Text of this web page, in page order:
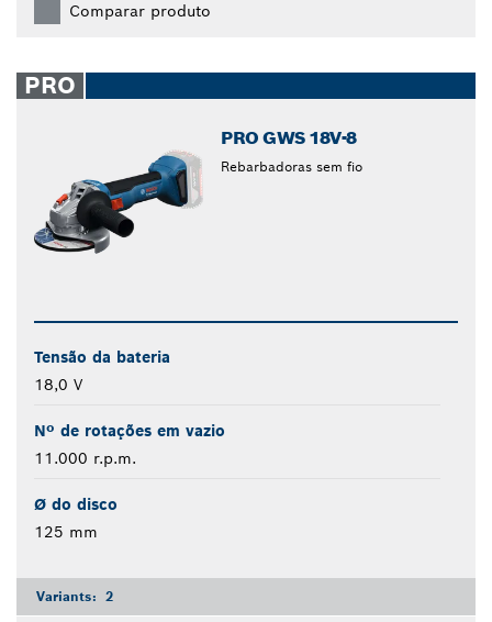
Comparar produto
PRO
PRO GWS 18V-8
Rebarbadoras sem fio
Tensão da bateria
18,0 V
Nº de rotações em vazio
11.000 r.p.m.
Ø do disco
125 mm
Variants: 2